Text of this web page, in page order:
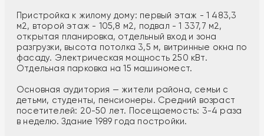
Пристройка к жилому дому: первый этаж - 1 483,3
м2, второй этаж - 105,8 м2, подвал - 1 337,7 м2,
открытая планировка, отдельный вход и зона
разгрузки, высота потолка 3,5 м, витринные окна по
фасаду. Электрическая мощность 250 кВт.
Отдельная парковка на 15 машиномест.
Основная аудитория — жители района, семьи с
детьми, студенты, пенсионеры. Средний возраст
посетителей: 20-50 лет. Посещаемость: 3-4 раза
в неделю. Здание 1989 года постройки.